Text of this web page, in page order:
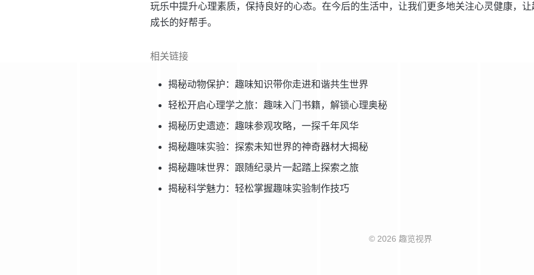
玩乐中提升心理素质，保持良好的心态。在今后的生活中，让我们更多地关注心灵健康，
成长的好帮手。
相关链接
揭秘动物保护：趣味知识带你走进和谐共生世界
轻松开启心理学之旅：趣味入门书籍，解锁心理奥秘
揭秘历史遗迹：趣味参观攻略，一探千年风华
揭秘趣味实验：探索未知世界的神奇器材大揭秘
揭秘趣味世界：跟随纪录片一起踏上探索之旅
揭秘科学魅力：轻松掌握趣味实验制作技巧
© 2026 趣览视界